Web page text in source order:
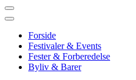
Forside
Festivaler & Events
Fester & Forberedelse
Byliv & Barer